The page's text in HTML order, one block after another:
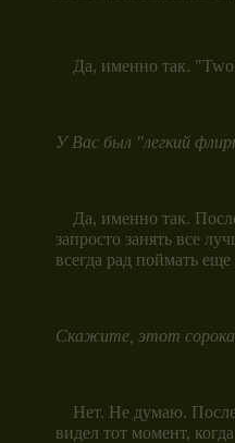
Да, именно так. "Two
У Вас был "легкий
Да, именно так. После
запросто занять все
всегда рад поймать
Скажите, этот
Нет. Не думаю. После
видел тот момент,